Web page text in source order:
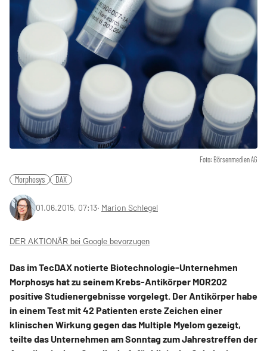
Foto: Börsenmedien AG
Morphosys DAX
01.06.2015, 07:13‧ Marion Schlegel
DER AKTIONÄR bei Google bevorzugen
Das im TecDAX notierte Biotechnologie-Unternehmen
Morphosys hat zu seinem Krebs-Antikörper MOR202
positive Studienergebnisse vorgelegt. Der Antikörper habe
in einem Test mit 42 Patienten erste Zeichen einer
klinischen Wirkung gegen das Multiple Myelom gezeigt,
teilte das Unternehmen am Sonntag zum Jahrestreffen der